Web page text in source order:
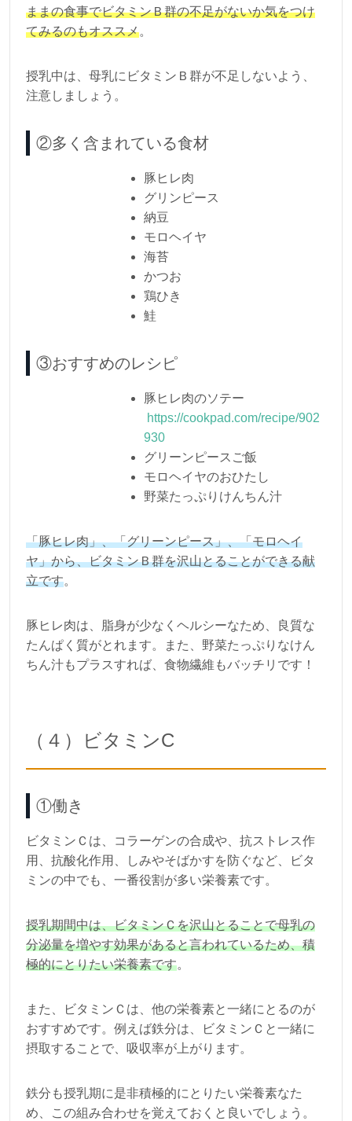
ままの食事でビタミンＢ群の不足がないか気をつけ
てみるのもオススメ。
授乳中は、母乳にビタミンＢ群が不足しないよう、
注意しましょう。
②多く含まれている食材
豚ヒレ肉
グリンピース
納豆
モロヘイヤ
海苔
かつお
鶏ひき
鮭
③おすすめのレシピ
豚ヒレ肉のソテー
https://cookpad.com/recipe/902
930
グリーンピースご飯
モロヘイヤのおひたし
野菜たっぷりけんちん汁
「豚ヒレ肉」、「グリーンピース」、「モロヘイ
ヤ」から、ビタミンＢ群を沢山とることができる献
立です。
豚ヒレ肉は、脂身が少なくヘルシーなため、良質な
たんぱく質がとれます。また、野菜たっぷりなけん
ちん汁もプラスすれば、食物繊維もバッチリです！
（４）ビタミンC
①働き
ビタミンＣは、コラーゲンの合成や、抗ストレス作
用、抗酸化作用、しみやそばかすを防ぐなど、ビタ
ミンの中でも、一番役割が多い栄養素です。
授乳期間中は、ビタミンＣを沢山とることで母乳の
分泌量を増やす効果があると言われているため、積
極的にとりたい栄養素です。
また、ビタミンＣは、他の栄養素と一緒にとるのが
おすすめです。例えば鉄分は、ビタミンＣと一緒に
摂取することで、吸収率が上がります。
鉄分も授乳期に是非積極的にとりたい栄養素なた
め、この組み合わせを覚えておくと良いでしょう。